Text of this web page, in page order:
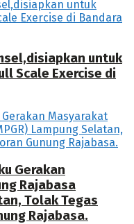
untuk
Scale Exercise di
Gerakan
Rajabasa
Tolak Tegas
Rajabasa.